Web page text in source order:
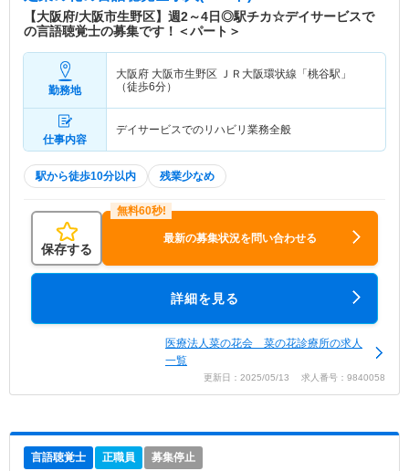
【大阪府/大阪市生野区】週2～4日◎駅チカ☆デイサービスで
の言語聴覚士の募集です！＜パート＞
勤務地
大阪府 大阪市生野区 ＪＲ大阪環状線「桃谷駅」
（徒歩6分）
仕事内容
デイサービスでのリハビリ業務全般
駅から徒歩10分以内 残業少なめ
保存する
最新の募集状況を問い合わせる
詳細を見る
医療法人菜の花会 菜の花診療所の求人
一覧
更新日：2025/05/13 求人番号：9840058
言語聴覚士 正職員 募集停止